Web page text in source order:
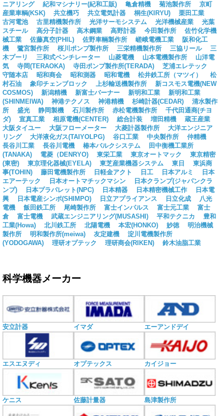
ニアリング
紀和マシナリー(紀和工販) 亀倉精機 菊池製作所
京町
産業車輌(KSK)
共立機巧 共立電気計器 桐生(KIRYU)
栗田工業
古河電池
古里精機製作所 光洋サーモシステム 光洋機械産業
光葉
スチール
高分子計器 高木鋼業 高野計器 今田製作所
佐竹化学機
械工業
佐藤真空(PHIL) 佐野車輛製作所 嵯峨電機工業
阪和化工
機
鷺宮製作所 桜川ポンプ製作所 三栄精機製作所 三協リール
三
木プーリ
三和式ベンチレーター 山菱電機 山本電機製作所
山洋電
気
寺岡(TERAOKA) 寺田ポンプ製作所(TERADA)
芝浦エレテック
守随本店
昭和商会 昭和測器 昭和電機 松井鉄工所（マツイ）
松
村石油
象印チェンブロック 上杉輸送機製作所
新コスモス電機(NEW
COSMOS)
新潟精機 新富士バーナー 新明和工業
新明和工業
(SHINMEIWA)
神港テクノス 神港精機 杉崎計器(CEDAR)
清水製作
所
盛光 静岡製機 石川製作所 赤松電機製作所
千代田通商(チヨ
ダ)
宣真工業 相原電機(CENTER) 総合計装 増田精機
蔵王産業
大阪タイユー
大阪フローメーター 大菱計器製作所
大洋エンジニア
リング
大洋液化ガス(TAIYOLPG) 谷口工業 中央製作所
仲精機
長谷川工業
長谷川電機 椿本バルクシステム
田中衡機工業所
(TANAKA)
電菱（DENRYO) 東栄工業 東京オートマック
東京精密
(東密)
東京理化器械(EYELA) 東芝産業機器システム 東日
東浜商
事(TOHIN)
藤田電機製作所 日軽金アクト 日工 日本アルミ
日本
エアーテック
日本オートマチックマシン
日本クランプ(ジャパンクラ
ンプ)
日本プラパレット(NPC) 日本精器 日本精密機械工作
日本電
興
日本電産シンポ(SHIMPO) 日立アプライアンス 日立化成
八光
電機
飯田鉄工所 尾崎製作所 富士インパルス 富士元工業
富士
倉
富士電機 武蔵エンジニアリング(MUSASHI) 平和テクニカ
豊和
工業(Howa)
北川鉄工所 北陽電機 本宏(HONKO) 妙徳
明治機械
製作所
明和製作所(meiwa) 友定建機
淀川電機製作所
(YODOGAWA)
理研オプテック 理研商会(RIKEN) 鈴木油脂工業
科学機器メーカー
安立計器 イマダ エーアンドデイ
エスエヌディ オプテックス カイジョー
ケニス 佐藤計量器 島津製作所